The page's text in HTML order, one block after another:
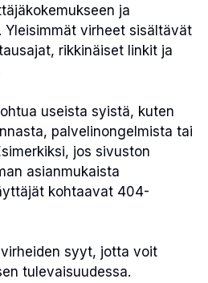
ja
Yleisimmät virheet sisältävät
rikkinäiset linkit ja
useista syistä, kuten
palvelinongelmista tai
jos sivuston
asianmukaista
kohtaavat 404-
syyt, jotta voit
tulevaisuudessa.